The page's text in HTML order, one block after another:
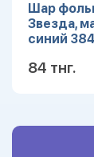
Шар
Звезда,
синий
84 тнг.